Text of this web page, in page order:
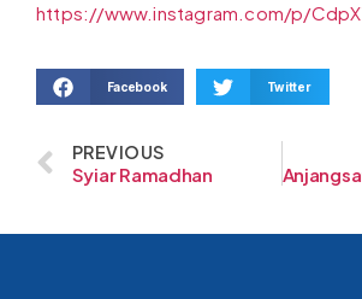
https://www.instagram.com/p/
Facebook Twitter
PREVIOUS
Syiar Ramadhan